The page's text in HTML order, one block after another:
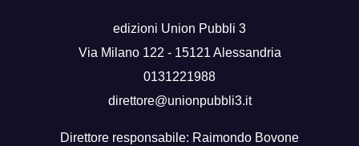
edizioni Union Pubbli 3
Via Milano 122 - 15121 Alessandria
0131221988
direttore@unionpubbli3.it
Direttore responsabile: Raimondo Bovone